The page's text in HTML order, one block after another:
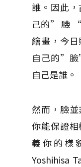
誰。因此
己的” 臉 “
繪畫，今
自己的”
自己是誰。
然而，臉
你能保證
義你的樣
Yoshihisa